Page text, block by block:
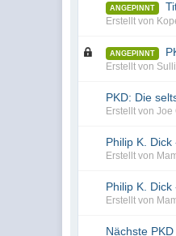
ANGEPINNT
Erstellt von
ANGEPINNT
Erstellt von
PKD: Die
Erstellt von Joe
Philip K.
Erstellt von
Philip K.
Erstellt von
Nächste